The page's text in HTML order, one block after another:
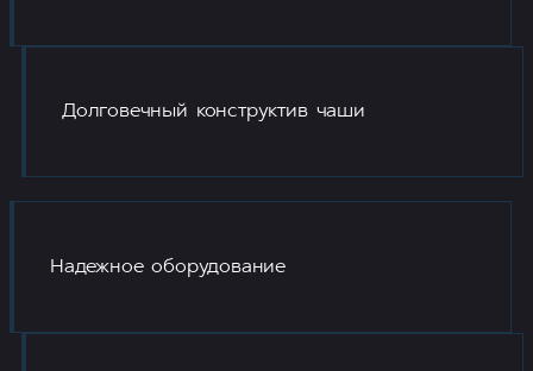
Долговечный конструктив чаши
Надежное оборудование